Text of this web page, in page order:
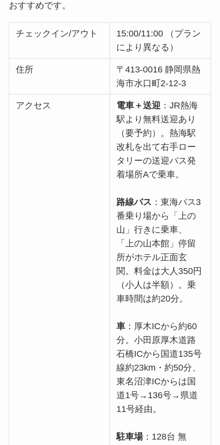
おすすめです。
チェックイン/アウト
15:00/11:00 （プラン
により異なる）
住所
〒413-0016 静岡県熱
海市水口町2-12-3
アクセス 電車＋送迎 ：JR熱海
駅より無料送迎あり
（要予約）。熱海駅
改札を出て右手ロー
タリーの送迎バス発
着場所Aで乗車。
路線バス ：東海バス3
番乗り場から「上の
山」行きに乗車、
「上の山本館」停留
所がホテル正面玄
関。料金は大人350円
（小人は半額）。乗
車時間は約20分。
車 ：厚木ICから約60
分。小田原厚木道路
石橋ICから国道135号
線約23km・約50分、
東名沼津ICからは国
道1号→136号→県道
11号経由。
駐車場：128台 無